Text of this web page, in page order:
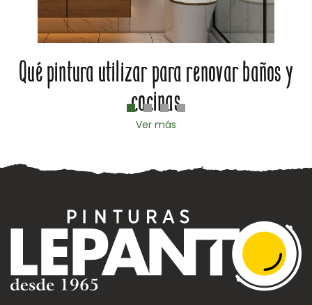
Qué pintura utilizar para renovar baños y
cocinas
Ver más